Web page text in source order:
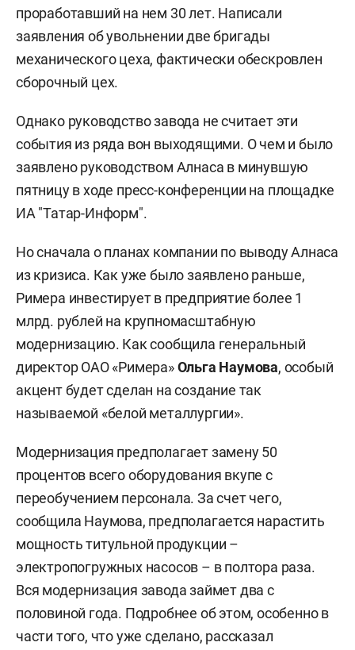
проработавший на нем 30 лет. Написали
заявления об увольнении две бригады
механического цеха, фактически обескровлен
сборочный цех.
Однако руководство завода не считает эти
события из ряда вон выходящими. О чем и было
заявлено руководством Алнаса в минувшую
пятницу в ходе пресс-конференции на площадке
ИА "Татар-Информ".
Но сначала о планах компании по выводу Алнаса
из кризиса. Как уже было заявлено раньше,
Римера инвестирует в предприятие более 1
млрд. рублей на крупномасштабную
модернизацию. Как сообщила генеральный
директор ОАО «Римера»Ольга Наумова, особый
акцент будет сделан на создание так
называемой «белой металлургии».
Модернизация предполагает замену 50
процентов всего оборудования вкупе с
переобучением персонала. За счет чего,
сообщила Наумова, предполагается нарастить
мощность титульной продукции –
электропогружных насосов – в полтора раза.
Вся модернизация завода займет два с
половиной года. Подробнее об этом, особенно в
части того, что уже сделано, рассказал